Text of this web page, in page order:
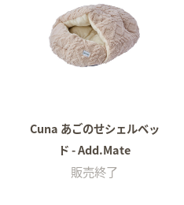
Cuna あごのせシェルベッ
ド - Add.Mate
販売終了